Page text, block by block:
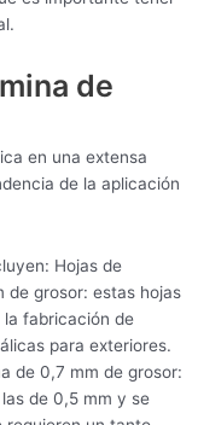
de
en una extensa
de la aplicación
Hojas de
de grosor: estas hojas
la fabricación de
para exteriores.
de 0,7 mm de grosor:
de 0,5 mm y se